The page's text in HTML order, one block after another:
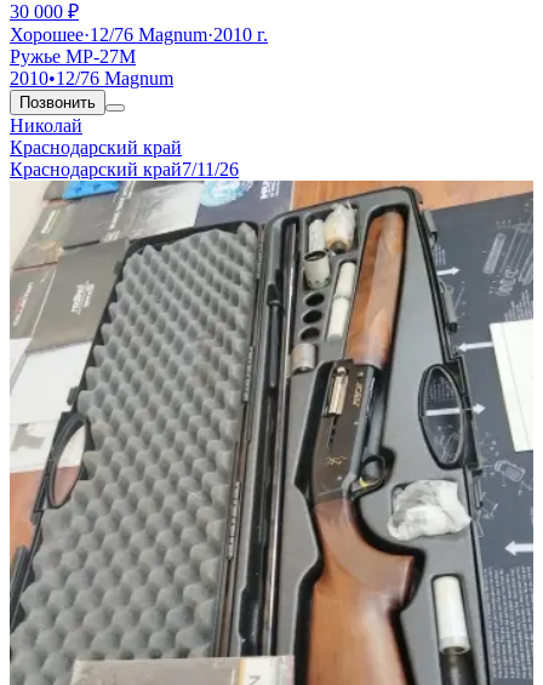
30 000 ₽
Хорошее·12/76 Magnum·2010 г.
Ружье МР-27М
2010•12/76 Magnum
Позвонить
Николай
Краснодарский край
Краснодарский край7/11/26